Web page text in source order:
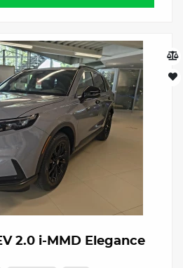
2.0 i-MMD Elegance